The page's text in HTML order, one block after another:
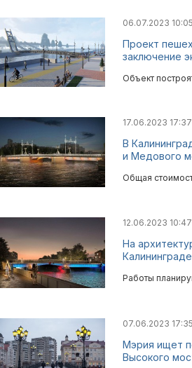
06.07.2023 10:05
Проект
заключение
Объект
17.06.2023 17:37
В
и Медового
Общая
12.06.2023 10:47
На
Работы
07.06.2023 17:35
Мэрия ищет
Высокого